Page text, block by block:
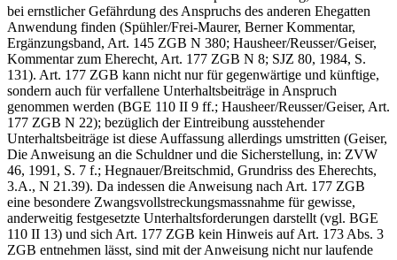
bei ernstlicher Gefährdung des Anspruchs des anderen Ehegatten
Anwendung finden (Spühler/Frei-Maurer, Berner Kommentar,
Ergänzungsband, Art. 145 ZGB N 380; Hausheer/Reusser/Geiser,
Kommentar zum Eherecht, Art. 177 ZGB N 8; SJZ 80, 1984, S.
131). Art. 177 ZGB kann nicht nur für gegenwärtige und künftige,
sondern auch für verfallene Unterhaltsbeiträge in Anspruch
genommen werden (BGE 110 II 9 ff.; Hausheer/Reusser/Geiser, Art.
177 ZGB N 22); bezüglich der Eintreibung ausstehender
Unterhaltsbeiträge ist diese Auffassung allerdings umstritten (Geiser,
Die Anweisung an die Schuldner und die Sicherstellung, in: ZVW
46, 1991, S. 7 f.; Hegnauer/Breitschmid, Grundriss des Eherechts,
3.A., N 21.39). Da indessen die Anweisung nach Art. 177 ZGB
eine besondere Zwangsvollstreckungsmassnahme für gewisse,
anderweitig festgesetzte Unterhaltsforderungen darstellt (vgl. BGE
110 II 13) und sich Art. 177 ZGB kein Hinweis auf Art. 173 Abs. 3
ZGB entnehmen lässt, sind mit der Anweisung nicht nur laufende